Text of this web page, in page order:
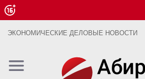
ЭКОНОМИЧЕСКИЕ ДЕЛОВЫЕ НОВОСТИ